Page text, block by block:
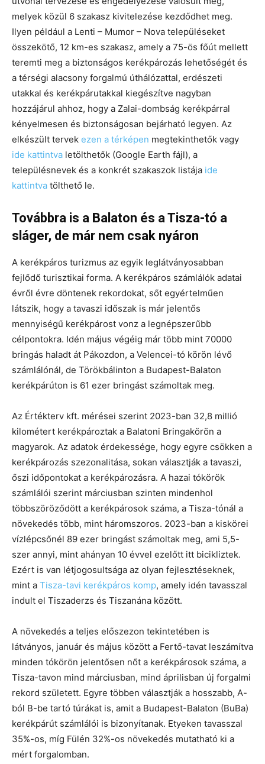
melyek közül 6 szakasz kivitelezése kezdődhet meg.
Ilyen például a Lenti – Mumor – Nova településeket
összekötő, 12 km-es szakasz, amely a 75-ös főút mellett
teremti meg a biztonságos kerékpározás lehetőségét és
a térségi alacsony forgalmú úthálózattal, erdészeti
utakkal és kerékpárutakkal kiegészítve nagyban
hozzájárul ahhoz, hogy a Zalai-dombság kerékpárral
kényelmesen és biztonságosan bejárható legyen. Az
elkészült tervek ezen a térképen megtekinthetők vagy
ide kattintva letölthetők (Google Earth fájl), a
településnevek és a konkrét szakaszok listája ide
kattintva tölthető le.
Továbbra is a Balaton és a Tisza-tó a
sláger, de már nem csak nyáron
A kerékpáros turizmus az egyik leglátványosabban
fejlődő turisztikai forma. A kerékpáros számlálók adatai
évről évre döntenek rekordokat, sőt egyértelműen
látszik, hogy a tavaszi időszak is már jelentős
mennyiségű kerékpárost vonz a legnépszerűbb
célpontokra. Idén május végéig már több mint 70000
bringás haladt át Pákozdon, a Velencei-tó körön lévő
számlálónál, de Törökbálinton a Budapest-Balaton
kerékpárúton is 61 ezer bringást számoltak meg.
Az Értékterv kft. mérései szerint 2023-ban 32,8 millió
kilométert kerékpároztak a Balatoni Bringakörön a
magyarok. Az adatok érdekessége, hogy egyre csökken a
kerékpározás szezonalitása, sokan választják a tavaszi,
őszi időpontokat a kerékpározásra. A hazai tókörök
számlálói szerint márciusban szinten mindenhol
többszöröződött a kerékpárosok száma, a Tisza-tónál a
növekedés több, mint háromszoros. 2023-ban a kiskörei
vízlépcsőnél 89 ezer bringást számoltak meg, ami 5,5-
szer annyi, mint ahányan 10 évvel ezelőtt itt bicikliztek.
Ezért is van létjogosultsága az olyan fejlesztéseknek,
mint a Tisza-tavi kerékpáros komp, amely idén tavasszal
indult el Tiszaderzs és Tiszanána között.
A növekedés a teljes előszezon tekintetében is
látványos, január és május között a Fertő-tavat leszámítva
minden tókörön jelentősen nőt a kerékpárosok száma, a
Tisza-tavon mind márciusban, mind áprilisban új forgalmi
rekord született. Egyre többen választják a hosszabb, A-
ból B-be tartó túrákat is, amit a Budapest-Balaton (BuBa)
kerékpárút számlálói is bizonyítanak. Etyeken tavasszal
35%-os, míg Fülén 32%-os növekedés mutatható ki a
mért forgalomban.